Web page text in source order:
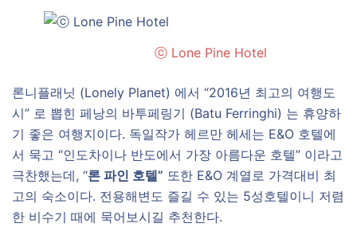
ⓒ Lone Pine Hotel
론니플래닛 (Lonely Planet) 에서 “2016년 최고의 여행도
시” 로 뽑힌 페낭의 바투페링기 (Batu Ferringhi) 는 휴양하
기 좋은 여행지이다. 독일작가 헤르만 헤세는 E&O 호텔에
서 묵고 “인도차이나 반도에서 가장 아름다운 호텔” 이라고
극찬했는데, “론 파인 호텔” 또한 E&O 계열로 가격대비 최
고의 숙소이다. 전용해변도 즐길 수 있는 5성호텔이니 저렴
한 비수기 때에 묵어보시길 추천한다.